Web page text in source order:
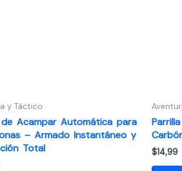
y Táctico
Acampar Automática para
– Armado Instantáneo y
Total
$14,99